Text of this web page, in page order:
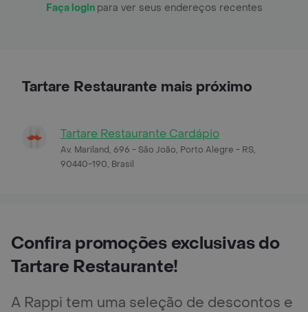
Faça login para ver seus endereços recentes
Tartare Restaurante mais próximo
Tartare Restaurante Cardápio
Av. Mariland, 696 - São João, Porto Alegre - RS,
90440-190, Brasil
Confira promoções exclusivas do
Tartare Restaurante!
A Rappi tem uma seleção de descontos e